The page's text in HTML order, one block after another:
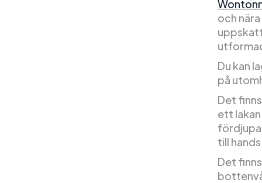
och
Du kan
på
Det
ett
fördjupa
till
Det